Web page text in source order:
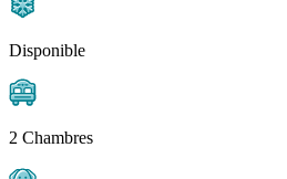
Disponible
2 Chambres